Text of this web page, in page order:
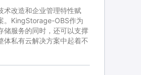
术改造和企业管理特性赋
。KingStorage-OBS作为
储服务的同时，还可以支撑
体私有云解决方案中起着不